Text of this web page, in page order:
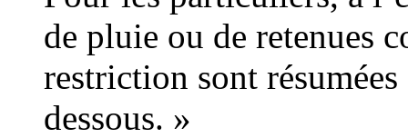
de pluie ou de retenues
restriction sont
dessous. »